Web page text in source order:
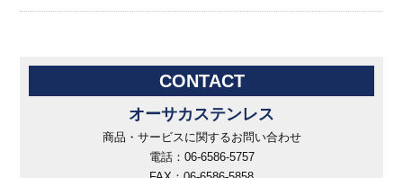
CONTACT
オーサカステンレス
商品・サービスに関するお問い合わせ
電話：06-6586-5757